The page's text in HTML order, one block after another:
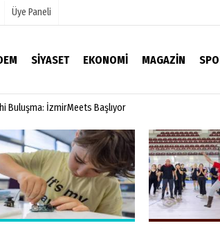
Üye Paneli
SIYASET EKONOMI MAGAZIN
Video Galeri
Foto Galeri
Buluşma: İzmirMeets Başlıyor